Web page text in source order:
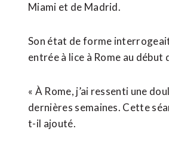
Miami et de Madrid.
Son état de forme
entrée à lice à Rome au ​début
« À Rome, j’ai ressenti une
dernières semaines. ​Cette
t-il ajouté.